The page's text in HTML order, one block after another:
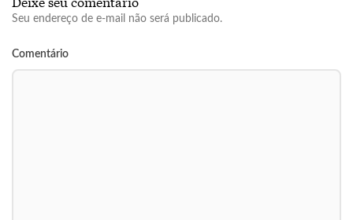
Seu endereço de e-mail não será publicado.
Comentário